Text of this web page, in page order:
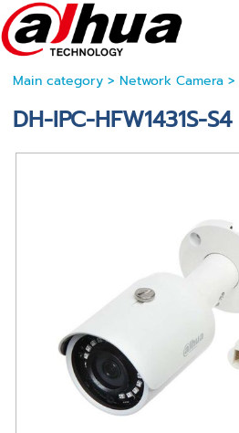
Main category> Network Camera>
DH-IPC-HFW1431S-S4